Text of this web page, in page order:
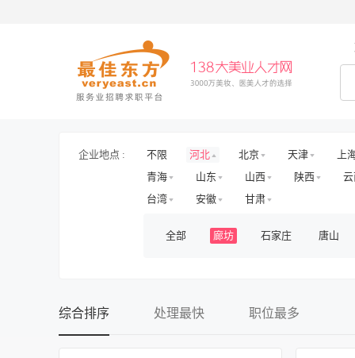
企业地点 : 不限 河北 北京 天津
上
青海
山东 山西 陕西
台湾
安徽 甘肃
全部 廊坊 石家庄 唐山
综合排序 处理最快 职位最多